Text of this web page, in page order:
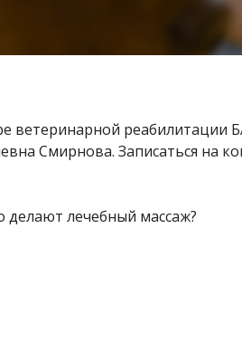
ветеринарной реабилитации
Смирнова. Записаться на
делают лечебный массаж?